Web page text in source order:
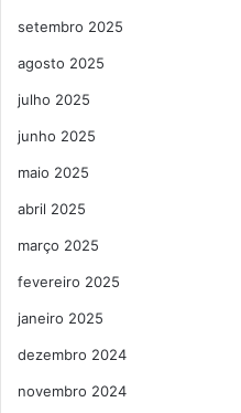
setembro 2025
agosto 2025
julho 2025
junho 2025
maio 2025
abril 2025
março 2025
fevereiro 2025
janeiro 2025
dezembro 2024
novembro 2024